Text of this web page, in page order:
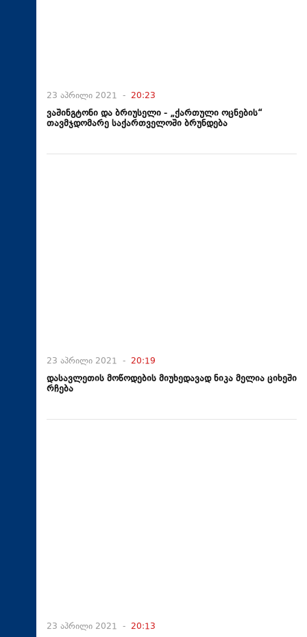
23 აპრილი 2021 - 20:23
ვაშინგტონი და ბრიუსელი - „ქართული ოცნების“
თავმჯდომარე საქართველოში ბრუნდება
23 აპრილი 2021 - 20:19
დასავლეთის მოწოდების მიუხედავად ნიკა მელია ციხეში
რჩება
23 აპრილი 2021 - 20:13